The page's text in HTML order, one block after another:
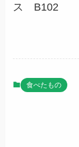
ス B102
食べたもの